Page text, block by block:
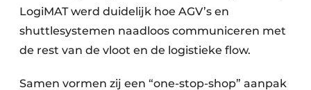
LogiMAT werd duidelijk hoe AGV’s en
shuttlesystemen naadloos communiceren met
de rest van de vloot en de logistieke flow.
Samen vormen zij een “one-stop-shop” aanpak